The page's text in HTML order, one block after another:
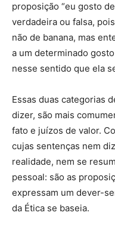
proposição “eu gosto
verdadeira ou falsa,
não de banana, mas
a um determinado
nesse sentido que ela
Essas duas categorias
dizer, são mais
fato e juízos de valor.
cujas sentenças nem
realidade, nem se
pessoal: são as
expressam um dever-
da Ética se baseia.